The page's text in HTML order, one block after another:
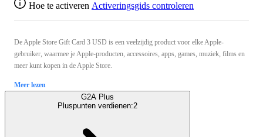
Hoe te activeren Activeringsgids controleren
De Apple Store Gift Card 3 USD is een veelzijdig product voor elke Apple-
gebruiker, waarmee je Apple-producten, accessoires, apps, games, muziek, films en
meer kunt kopen in de Apple Store.
Meer lezen
G2A Plus
Pluspunten verdienen:2